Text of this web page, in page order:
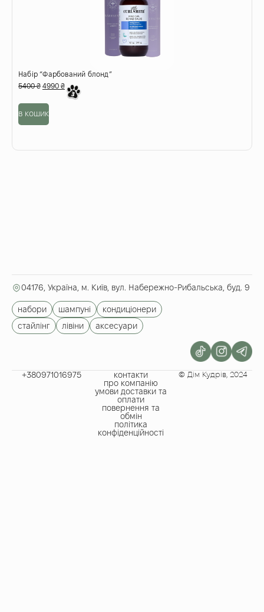
Набір “Фарбований блонд”
5400₴ 4990 ₴
в кошик
04176, Україна, м. Київ, вул. Набережно-Рибальська, буд. 9
набори шампуні
кондиціонери
стайлінг
лівіни аксесуари
+380971016975​
контакти
про компанію
умови доставки та
оплати
повернення та
обмін
політика
конфіденційності
© Дім Кудрів, 2024